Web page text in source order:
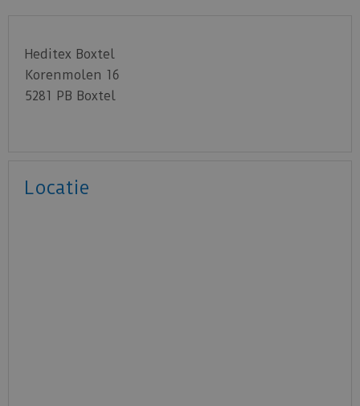
Heditex Boxtel
Korenmolen 16
5281 PB Boxtel
Locatie